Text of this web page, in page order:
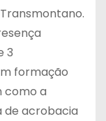
3
formação
como a
de acrobacia